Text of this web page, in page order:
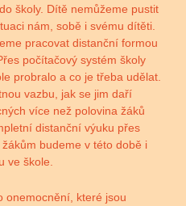
školy. Dítě nemůžeme pustit
nám, sobě i svému dítěti.
pracovat distanční formou
počítačový systém školy
probralo a co je třeba udělat.
vazbu, jak se jim daří
více než polovina žáků
distanční výuku přes
budeme v této době i
ve škole.
onemocnění, které jsou